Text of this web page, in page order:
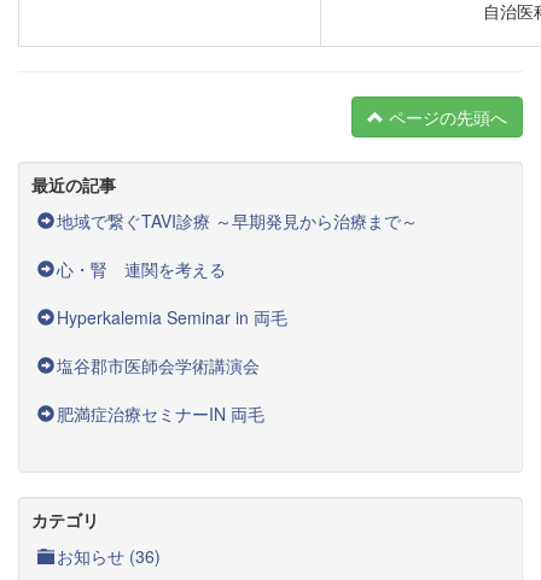
自治
ページの先頭へ
最近の記事
地域で繋ぐTAVI診療 ～早期発見から治療まで～
心・腎 連関を考える
Hyperkalemia Seminar in 両毛
塩谷郡市医師会学術講演会
肥満症治療セミナーIN 両毛
カテゴリ
お知らせ (36)